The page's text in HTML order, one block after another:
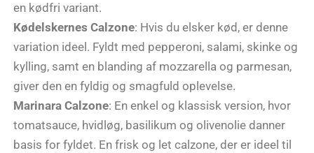
en kødfri variant.
Kødelskernes Calzone: Hvis du elsker kød, er denne
variation ideel. Fyldt med pepperoni, salami, skinke og
kylling, samt en blanding af mozzarella og parmesan,
giver den en fyldig og smagfuld oplevelse.
Marinara Calzone: En enkel og klassisk version, hvor
tomatsauce, hvidløg, basilikum og olivenolie danner
basis for fyldet. En frisk og let calzone, der er ideel til